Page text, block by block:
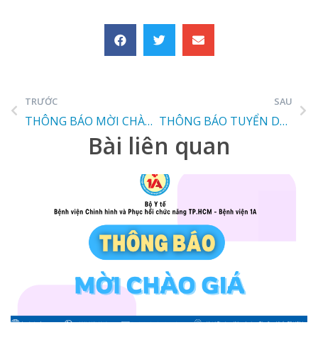
TRƯỚC
THÔNG BÁO MỜI CHÀO GIÁ – SỐ 066/2025
SAU
THÔNG BÁO TUYỂN DỤNG
Bài liên quan